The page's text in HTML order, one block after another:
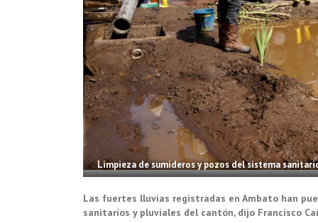
Limpieza de sumideros y pozos del sistema
Las fuertes lluvias registradas en Ambato han
sanitarios y pluviales del cantón, dijo Francisco